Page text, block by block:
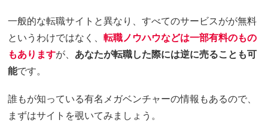
一般的な転職サイトと異なり、すべてのサービスがが無料
というわけではなく、転職ノウハウなどは一部有料のもの
もありますが、 あなたが転職した際には逆に売ることも可
能です。
誰もが知っている有名メガベンチャーの情報もあるので、
まずはサイトを覗いてみましょう。